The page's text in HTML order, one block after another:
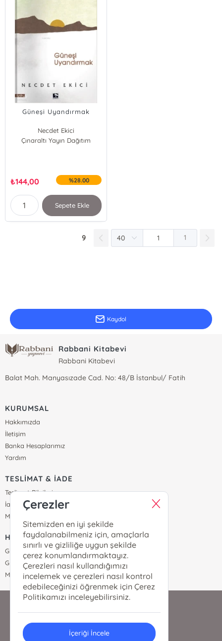
Güneşi Uyandırmak
Necdet Ekici
Çınaraltı Yayın Dağıtım
₺144,00 %28.00
Sepete Ekle
9 1
Kaydol
Rabbani Kitabevi
Rabbani Kitabevi
Balat Mah. Manyasızade Cad. No: 48/B İstanbul/ Fatih
KURUMSAL
Hakkımızda
İletişim
Banka Hesaplarımız
Yardım
TESLİMAT & İADE
Teslimat Bilgileri
İade & Değişim
Mesafeli Satış Sözleşmesi
HİZMET & DESTEK
Gizlilik Sözleşmesi
Güvenli Ödeme
Müşteri Hizmetleri
0530 575 53 53
Çerezler
Sitemizden en iyi şekilde
faydalanabilmeniz için, amaçlarla
sınırlı ve gizliliğe uygun şekilde
çerez konumlandırmaktayız.
Çerezleri nasıl kullandığımızı
incelemek ve çerezleri nasıl kontrol
edebileceğinizi öğrenmek için Çerez
Politikamızı inceleyebilirsiniz.
İçeriği İncele